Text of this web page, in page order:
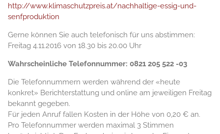
http://www.klimaschutzpreis.at/nachhaltige-essig-und-
senfproduktion
Gerne können Sie auch telefonisch für uns abstimmen:
Freitag 4.11.2016 von 18.30 bis 20.00 Uhr
Wahrscheinliche Telefonnummer: 0821 205 522 -03
Die Telefonnummern werden während der «heute
konkret» Berichterstattung und online am jeweiligen Freitag
bekannt gegeben.
Für jeden Anruf fallen Kosten in der Höhe von 0,20 € an.
Pro Telefonnummer werden maximal 3 Stimmen